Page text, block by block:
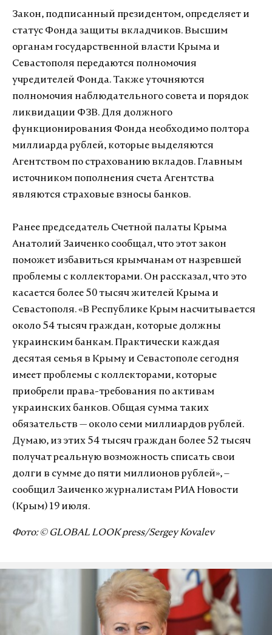
Закон, подписанный президентом, определяет и
статус Фонда защиты вкладчиков. Высшим
органам государственной власти Крыма и
Севастополя передаются полномочия
учредителей Фонда. Также уточняются
полномочия наблюдательного совета и порядок
ликвидации ФЗВ. Для должного
функционирования Фонда необходимо полтора
миллиарда рублей, которые выделяются
Агентством по страхованию вкладов. Главным
источником пополнения счета Агентства
являются страховые взносы банков.
Ранее председатель Счетной палаты Крыма
Анатолий Заиченко сообщал, что этот закон
поможет избавиться крымчанам от назревшей
проблемы с коллекторами. Он рассказал, что это
касается более 50 тысяч жителей Крыма и
Севастополя. «В Республике Крым насчитывается
около 54 тысяч граждан, которые должны
украинским банкам. Практически каждая
десятая семья в Крыму и Севастополе сегодня
имеет проблемы с коллекторами, которые
приобрели права-требования по активам
украинских банков. Общая сумма таких
обязательств — около семи миллиардов рублей.
Думаю, из этих 54 тысяч граждан более 52 тысяч
получат реальную возможность списать свои
долги в сумме до пяти миллионов рублей», –
сообщил Заиченко журналистам РИА Новости
(Крым) 19 июля.
Фото: © GLOBAL LOOK press/Sergey Kovalev